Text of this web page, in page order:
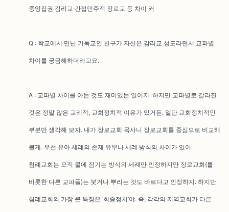
중앙집권 감리교·간접민주적 장로교 등 차이 커
Q : 학교에서 만난 기독교인 친구가 자신은 감리교 성도라면서 교파별
차이를 궁금해하더라고요.
A : 교파별 차이를 아는 것도 재미있는 일이지. 하지만 교파별로 갈라진
것은 정말 많은 교리적, 교회정치적 이유가 있거든. 일단 교회정치적인
부분만 생각해 보자. 내가 장로교회 목사니 장로교회를 중심으로 비교해
볼게. 우선 유아 세례의 존재 유무나 세례 방식의 차이가 있어.
침례교회는 오직 물에 잠기는 방식의 세례만 인정하지만 장로교회(를
비롯한 다른 교파들)는 붓거나 뿌리는 것도 바르다고 인정하지. 하지만
침례교회의 가장 큰 특징은 ‘회중정치’야. 즉, 각각의 지역교회가 다른